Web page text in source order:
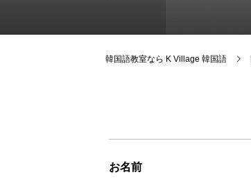
韓国語教室なら K Village 韓国語
お名前